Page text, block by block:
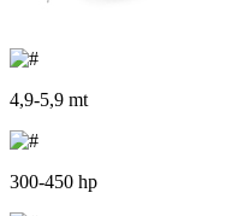
4,9-5,9 mt
300-450 hp